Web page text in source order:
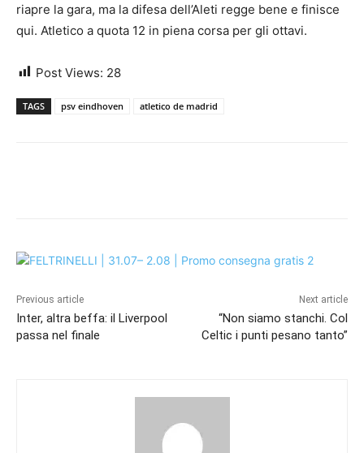
riapre la gara, ma la difesa dell’Aleti regge bene e finisce
qui. Atletico a quota 12 in piena corsa per gli ottavi.
Post Views: 28
TAGS psv eindhoven atletico de madrid
Previous article
Inter, altra beffa: il Liverpool
passa nel finale
Next article
“Non siamo stanchi. Col
Celtic i punti pesano tanto”